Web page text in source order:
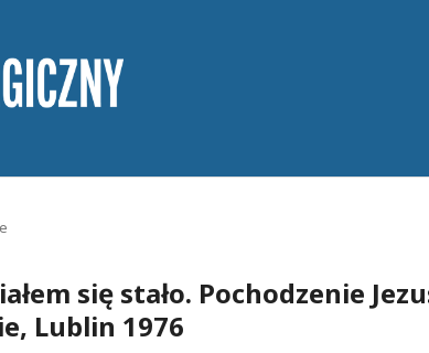
się stało. Pochodzenie
Lublin 1976